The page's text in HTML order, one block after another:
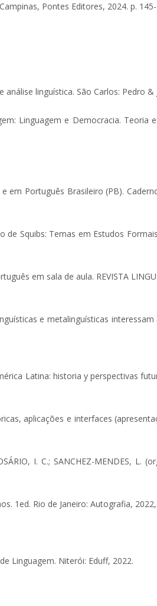
Pontes Editores, 2024. p.
análise linguística. São Carlos: Pedro
Linguagem e Democracia. Teoria
em Português Brasileiro (PB).
de Squibs: Temas em Estudos
em sala de aula. REVISTA
e metalinguísticas
Latina: historia y perspectivas
aplicações e interfaces
I. C.; SANCHEZ-MENDES, L.
1ed. Rio de Janeiro: Autografia,
Linguagem. Niterói: Eduff, 2022.